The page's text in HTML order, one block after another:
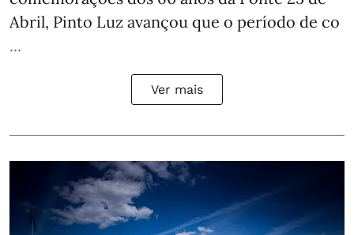
Abril, Pinto Luz avançou que o período de co
...
Ver mais